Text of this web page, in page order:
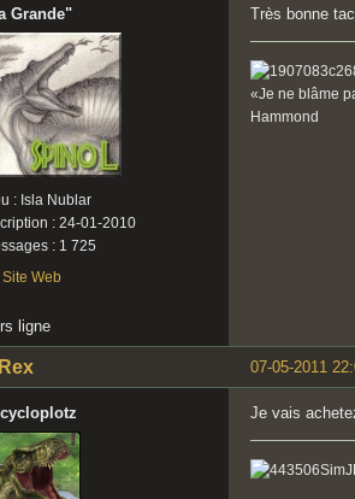
Grande"
: Isla Nublar
: 24-01-2010
: 1 725
Site Web
Très bonne
«Je ne blâme
Hammond
ligne
07-05-2011
Je vais